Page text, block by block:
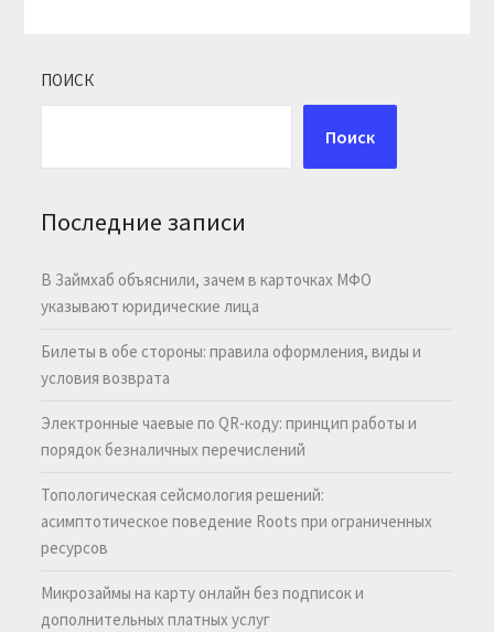
ПОИСК
Поиск
Последние записи
В Займхаб объяснили, зачем в карточках МФО
указывают юридические лица
Билеты в обе стороны: правила оформления, виды и
условия возврата
Электронные чаевые по QR-коду: принцип работы и
порядок безналичных перечислений
Топологическая сейсмология решений:
асимптотическое поведение Roots при ограниченных
ресурсов
Микрозаймы на карту онлайн без подписок и
дополнительных платных услуг